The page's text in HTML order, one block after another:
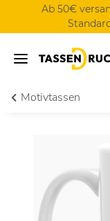
Ab 50€
Motivtassen